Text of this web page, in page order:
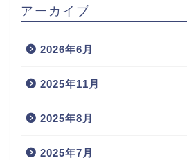
アーカイブ
2026年6月
2025年11月
2025年8月
2025年7月